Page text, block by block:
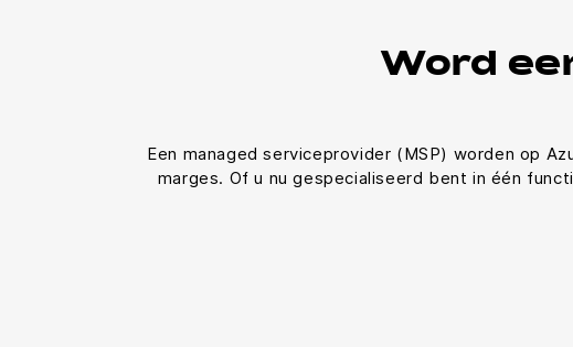
Word
Een managed serviceprovider (MSP) worden op
marges. Of u nu gespecialiseerd bent in één